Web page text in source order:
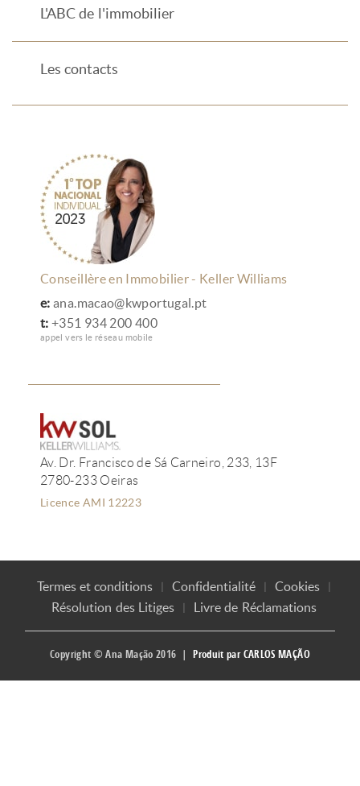
L'ABC de l'immobilier
Les contacts
Conseillère en Immobilier - Keller Williams
e: ana.macao@kwportugal.pt
t: +351 934 200 400
appel vers le réseau mobile
Av. Dr. Francisco de Sá Carneiro, 233, 13F
2780-233 Oeiras
Licence AMI 12223
Copyright © Ana Mação 2016 |Produit parCARLOS MAÇÃO
Termes et conditions Confidentialité
Cookies
Résolution des Litiges
Livre de Réclamations